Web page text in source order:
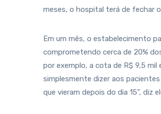
meses, o hospital terá de fechar
Em um mês, o estabelecimento
comprometendo cerca de 20%
por exemplo, a cota de R$ 9,5
simplesmente dizer aos
que vieram depois do dia 15”, diz